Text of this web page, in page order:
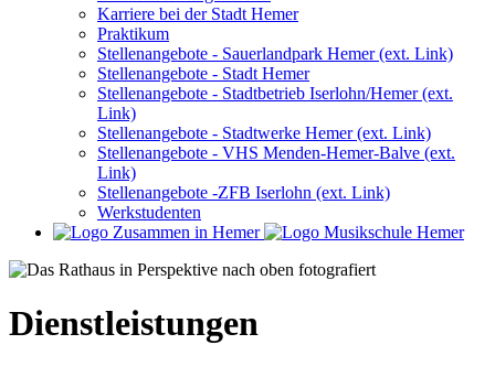
Karriere bei der Stadt Hemer
Praktikum
Stellenangebote - Sauerlandpark Hemer (ext. Link)
Stellenangebote - Stadt Hemer
Stellenangebote - Stadtbetrieb Iserlohn/Hemer (ext.
Link)
Stellenangebote - Stadtwerke Hemer (ext. Link)
Stellenangebote - VHS Menden-Hemer-Balve (ext.
Link)
Stellenangebote -ZFB Iserlohn (ext. Link)
Werkstudenten
Dienstleistungen